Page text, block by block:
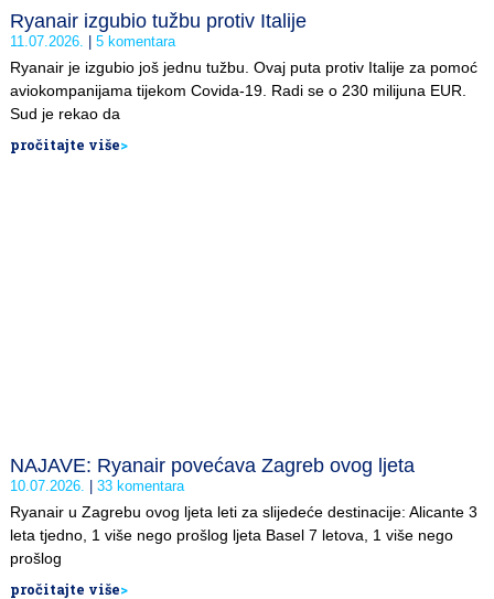
Ryanair izgubio tužbu protiv Italije
11.07.2026. 5 komentara
Ryanair je izgubio još jednu tužbu. Ovaj puta protiv Italije za pomoć
aviokompanijama tijekom Covida-19. Radi se o 230 milijuna EUR.
Sud je rekao da
pročitajte više>
NAJAVE: Ryanair povećava Zagreb ovog ljeta
10.07.2026. 33 komentara
Ryanair u Zagrebu ovog ljeta leti za slijedeće destinacije: Alicante 3
leta tjedno, 1 više nego prošlog ljeta Basel 7 letova, 1 više nego
prošlog
pročitajte više>